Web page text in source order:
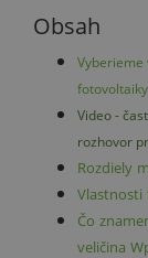
Obsah
Vyberieme
fotovoltaiky
Video -
rozhovor
Rozdiely
Vlastnosti
Čo
veličina